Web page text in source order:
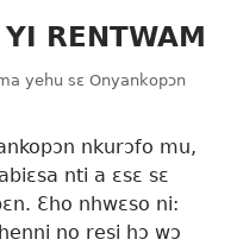
RENTWAM
yehu sɛ Onyankopɔn
nkurɔfo mu,
nti a ɛsɛ sɛ
Ɛho nhwɛso ni:
no resi hɔ wɔ